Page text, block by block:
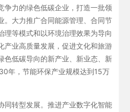
争力的绿色低碳企业，打造一批领
。大力推广合同能源管理、合同节
理等模式和以环境治理效果为导向
产业高质量发展，促进文化和旅游
色低碳导向的新产业、新业态、新
年，节能环保产业规模达到15万
同转型发展。推进产业数字化智能